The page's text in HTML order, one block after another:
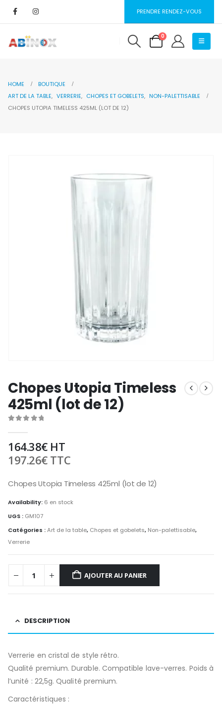
PRENDRE RENDEZ-VOUS
0
HOME
BOUTIQUE
ART DE LA TABLE, VERRERIE, CHOPES ET GOBELETS, NON-PALETTISABLE
CHOPES UTOPIA TIMELESS 425ML (LOT DE 12)
Chopes Utopia Timeless
425ml (lot de 12)
164.38€HT
197.26€TTC
Chopes Utopia Timeless 425ml (lot de 12)
Availability: 6 en stock
UGS : GM107
Catégories :Art de la table, Chopes et gobelets, Non-palettisable,
Verrerie
AJOUTER AU PANIER
DESCRIPTION
Verrerie en cristal de style rétro.
Qualité premium. Durable. Compatible lave-verres. Poids à
l’unité : 22,5g. Qualité premium.
Caractéristiques :